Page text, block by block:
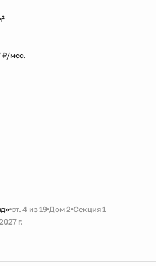
₽/мес.
эт. 4 из 19 Дом 2 Секция 1
г.